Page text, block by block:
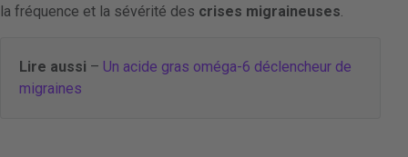
la fréquence et la sévérité des crises migraineuses.
Lire aussi – Un acide gras oméga-6 déclencheur de
migraines